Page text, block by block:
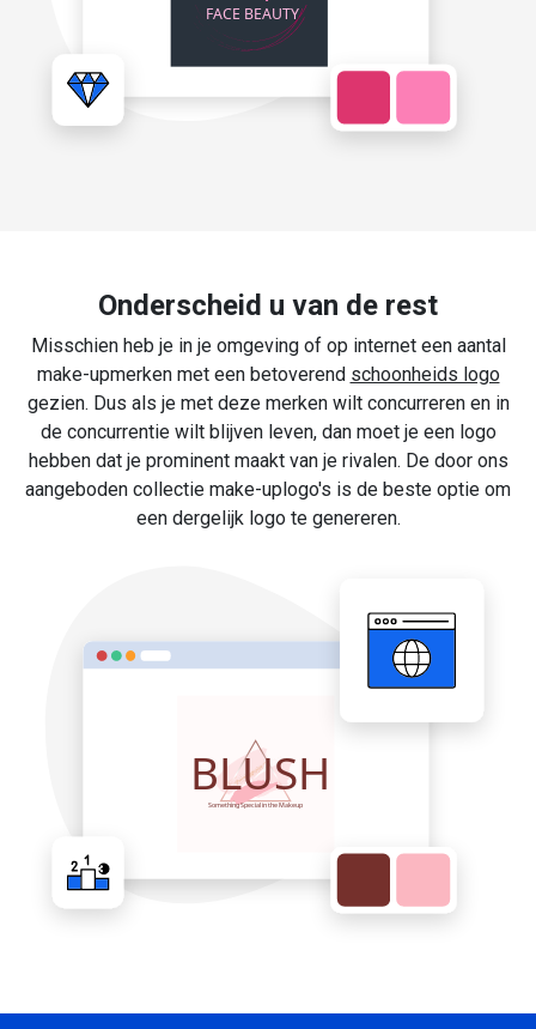
Onderscheid u van de rest
Misschien heb je in je omgeving of op internet een aantal
make-upmerken met een betoverend schoonheids logo
gezien. Dus als je met deze merken wilt concurreren en in
de concurrentie wilt blijven leven, dan moet je een logo
hebben dat je prominent maakt van je rivalen. De door ons
aangeboden collectie make-uplogo's is de beste optie om
een dergelijk logo te genereren.